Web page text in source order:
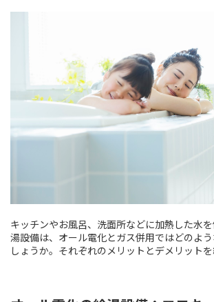
キッチンやお風呂、洗面所などに加熱した水
湯設備は、オール電化とガス併用ではどのよ
しょうか。それぞれのメリットとデメリットを